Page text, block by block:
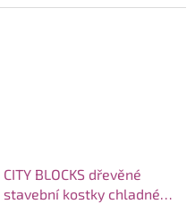
CITY BLOCKS dřevěné
stavební kostky chladné